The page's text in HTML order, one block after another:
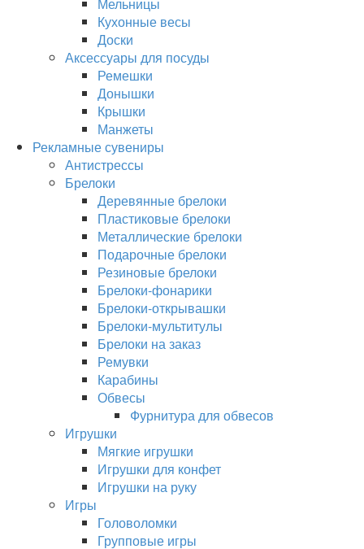
Кухонные весы
Доски
Аксессуары для посуды
Ремешки
Донышки
Крышки
Манжеты
Рекламные сувениры
Антистрессы
Брелоки
Деревянные брелоки
Пластиковые брелоки
Металлические брелоки
Подарочные брелоки
Резиновые брелоки
Брелоки-фонарики
Брелоки-открывашки
Брелоки-мультитулы
Брелоки на заказ
Ремувки
Карабины
Обвесы
Фурнитура для обвесов
Игрушки
Мягкие игрушки
Игрушки для конфет
Игрушки на руку
Игры
Головоломки
Групповые игры